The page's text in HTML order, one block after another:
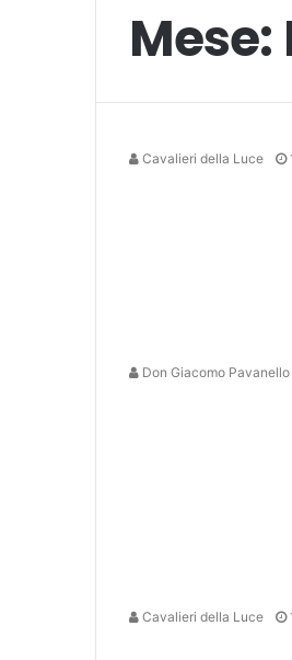
Mese:
Cavalieri della Luce
Don Giacomo Pavanello
Cavalieri della Luce